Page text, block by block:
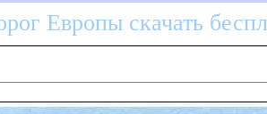
Европы скачать